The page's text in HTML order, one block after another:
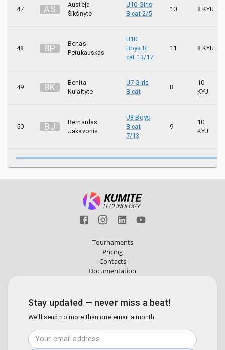
47 AŠ
Austėja
Šikšnytė
U10 Girls
B cat 2/5
10 8 KYU
48 BP
Benas
Petukauskas
U10
Boys B
cat 13/17
11 8 KYU
49 BK
Benita
Kulaityte
U7 Girls
B cat
8
10
KYU
50 BJ
Bernardas
Jakavonis
U8 Boys
B cat
7/13
9
10
KYU
Tournaments
Pricing
Contacts
Documentation
Stay updated — never miss a beat!
We'll send no more than one email a month